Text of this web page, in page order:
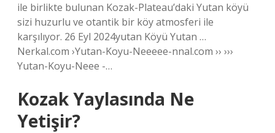
ile birlikte bulunan Kozak-Plateau’daki Yutan köyü
sizi huzurlu ve otantik bir köy atmosferi ile
karşılıyor. 26 Eyl 2024yutan Köyü Yutan …
Nerkal.com ›Yutan-Koyu-Neeeee-nnal.com ›› ›››
Yutan-Koyu-Neee -…
Kozak Yaylasında Ne
Yetişir?